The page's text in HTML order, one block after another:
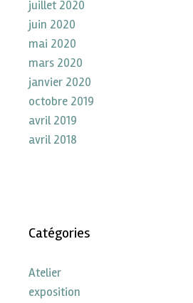
juillet 2020
juin 2020
mai 2020
mars 2020
janvier 2020
octobre 2019
avril 2019
avril 2018
Catégories
Atelier
exposition